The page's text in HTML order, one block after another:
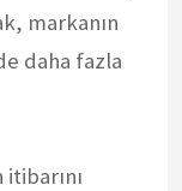
markanın
daha fazla
itibarını